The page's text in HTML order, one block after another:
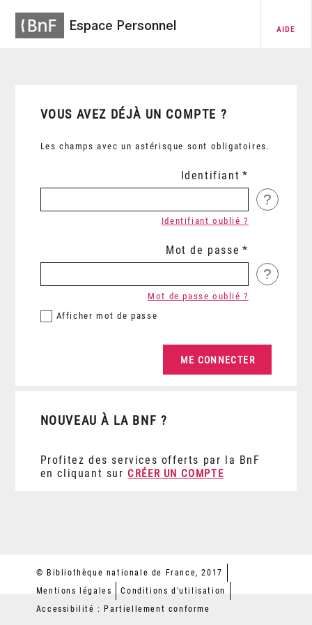
Espace Personnel AIDE
VOUS AVEZ DÉJÀ UN COMPTE ?
Les champs avec un astérisque sont obligatoires.
Identifiant
?
Identifiant oublié ?
Mot de passe
?
Afficher mot de passe
Mot de passe oublié ?
NOUVEAU À LA BNF ?
Profitez des services offerts par la BnF
en cliquant sur CRÉER UN COMPTE
© Bibliothèque nationale de France, 2017
Mentions légales
Conditions d'utilisation
Accessibilité : Partiellement conforme